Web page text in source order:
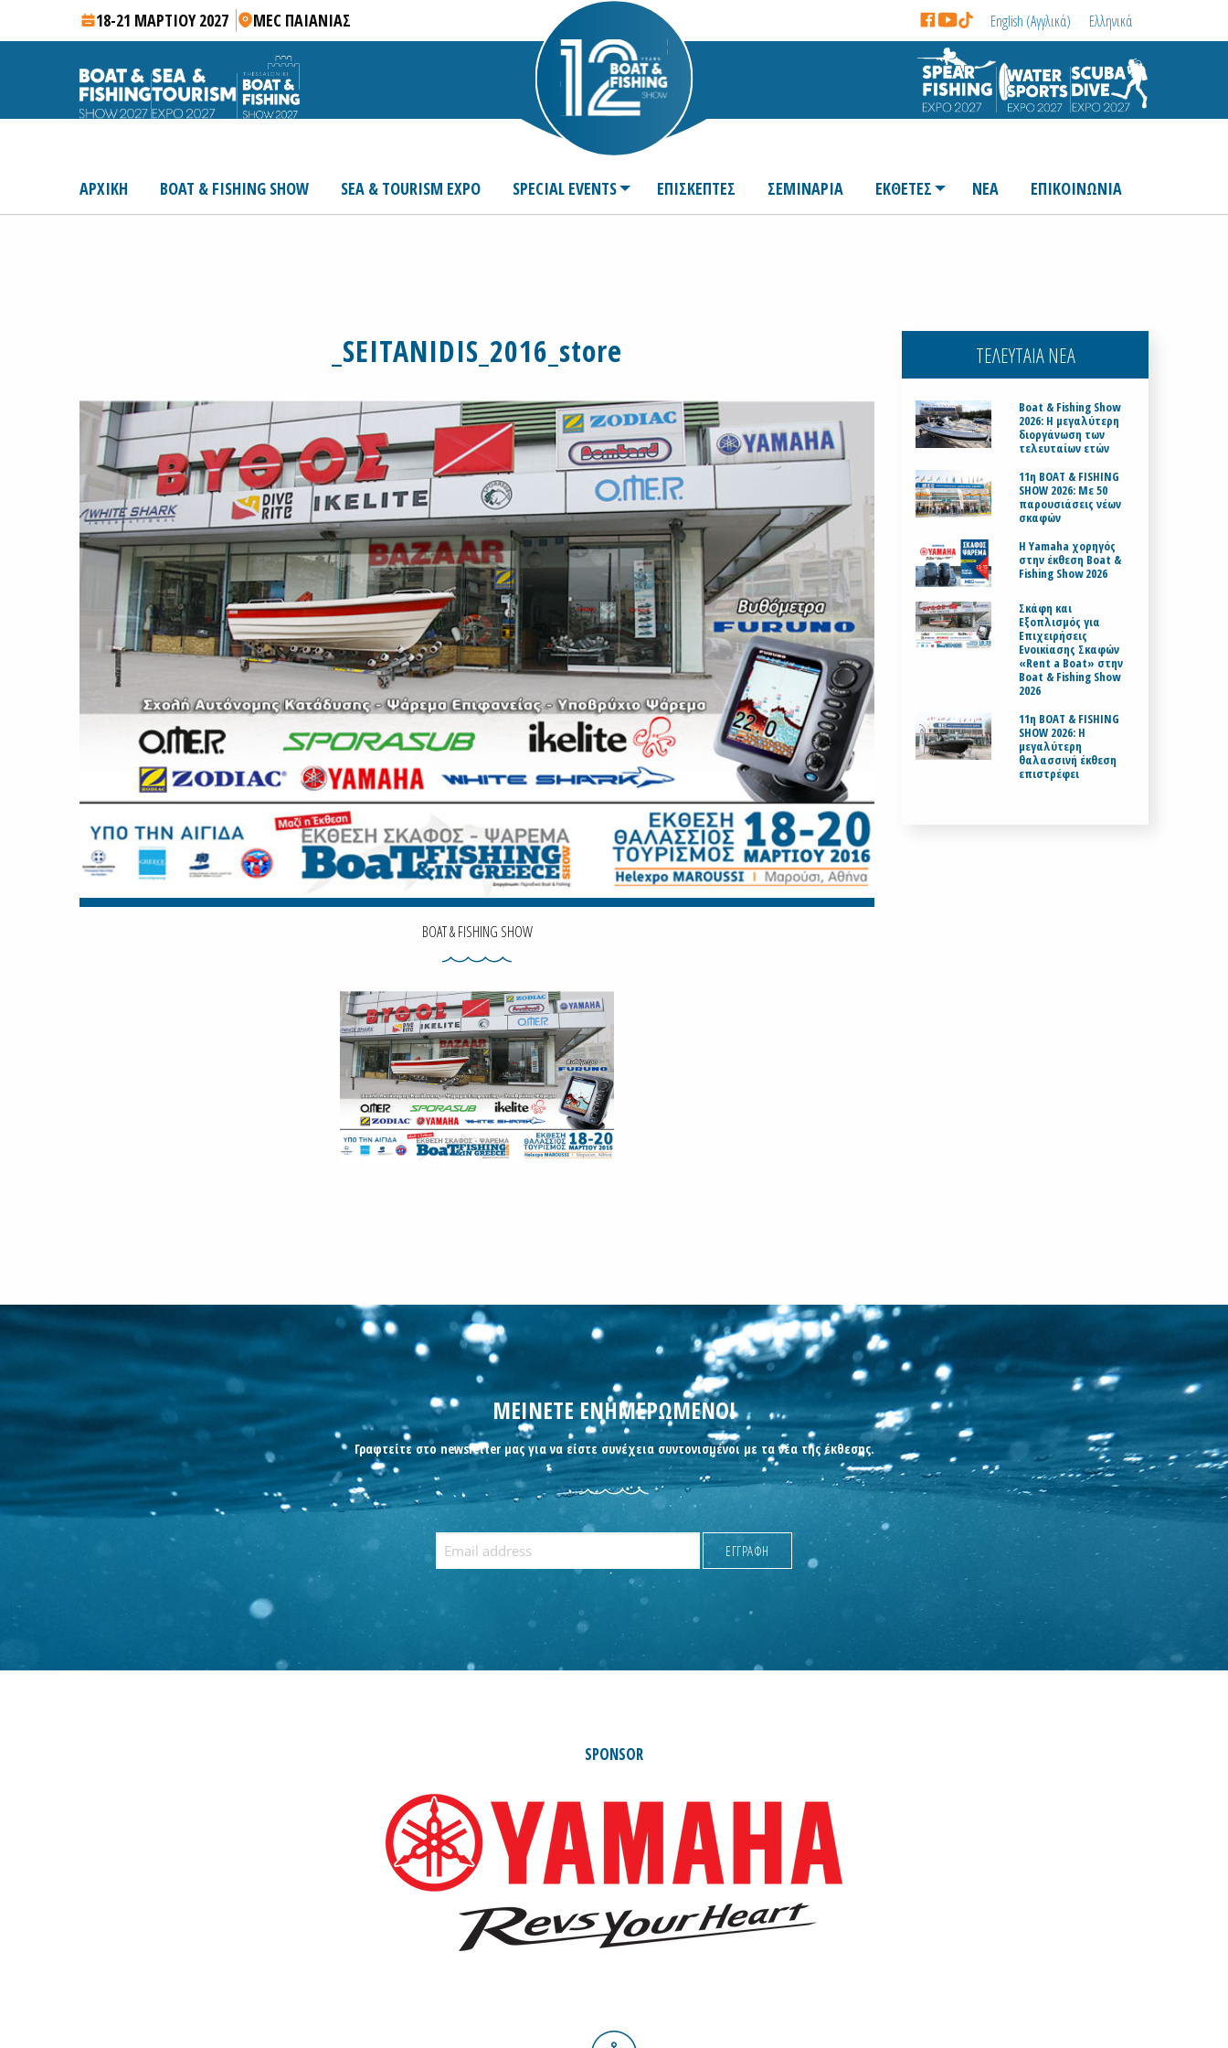
18-21 ΜΑΡΤΙΟΥ 2027 MEC ΠΑΙΑΝΙΑΣ English (Αγγλικά) Ελληνικά
ΑΡΧΙΚΗ BOAT & FISHING SHOW SEA & TOURISM EXPO SPECIAL EVENTS ΕΠΙΣΚΕΠΤΕΣ ΣΕΜΙΝΑΡΙΑ ΕΚΘΕΤΕΣ ΝΕΑ ΕΠΙΚΟΙΝΩΝΙΑ
_SEITANIDIS_2016_store
BOAT & FISHING SHOW
ΤΕΛΕΥΤΑΙΑ ΝΕΑ
Boat & Fishing Show
2026: Η μεγαλύτερη
διοργάνωση των
τελευταίων ετών
11η BOAT & FISHING
SHOW 2026: Με 50
παρουσιάσεις νέων
σκαφών
H Yamaha χορηγός
στην έκθεση Boat &
Fishing Show 2026
Σκάφη και
Εξοπλισμός για
Επιχειρήσεις
Ενοικίασης Σκαφών
«Rent a Boat» στην
Boat & Fishing Show
2026
11η BOAT & FISHING
SHOW 2026: Η
μεγαλύτερη
θαλασσινή έκθεση
επιστρέφει
ΜΕΙΝΕΤΕ ΕΝΗΜΕΡΩΜΕΝΟΙ
Γραφτείτε στο newsletter μας για να είστε συνέχεια συντονισμένοι με τα νέα της έκθεσης.
SPONSOR